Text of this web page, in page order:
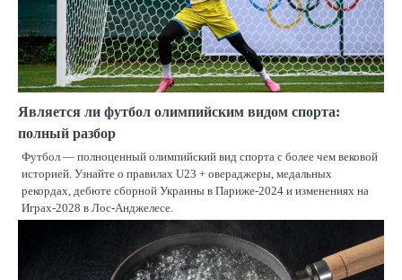
Является ли футбол олимпийским видом спорта:
полный разбор
Футбол — полноценный олимпийский вид спорта с более чем вековой
историей. Узнайте о правилах U23 + овераджеры, медальных
рекордах, дебюте сборной Украины в Париже-2024 и изменениях на
Играх-2028 в Лос-Анджелесе.